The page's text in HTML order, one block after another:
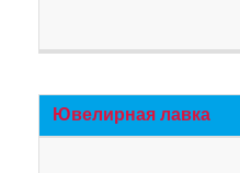
Ювелирная лавка